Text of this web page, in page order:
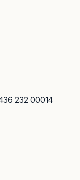
232 00014